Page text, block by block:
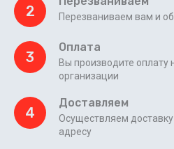
2 Перезваниваем вам и
3
Оплата
Вы производите оплату
организации
4
Доставляем
Осуществляем
адресу